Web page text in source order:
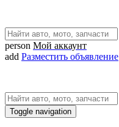
person Мой аккаунт
add Разместить объявление
Toggle navigation